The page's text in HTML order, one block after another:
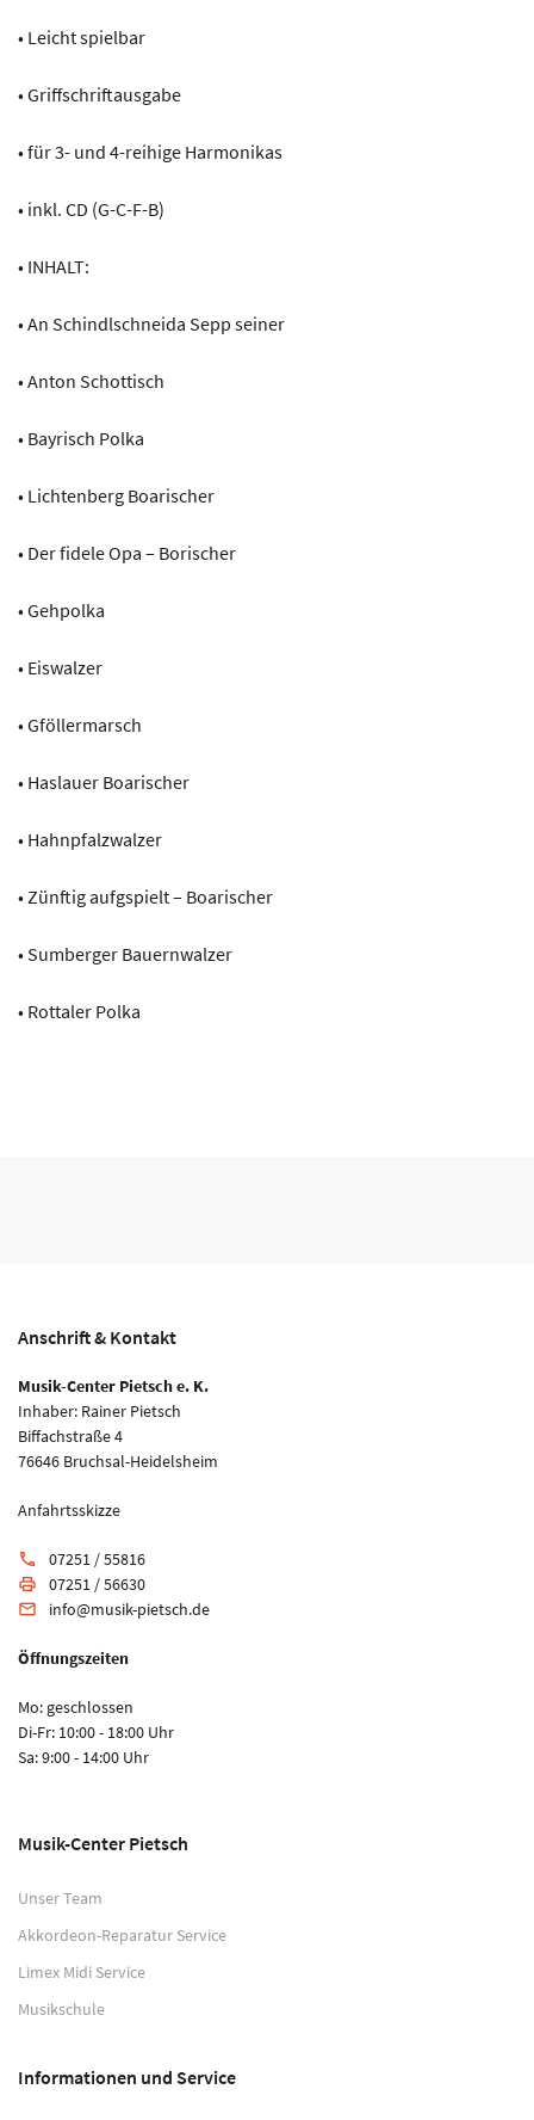
• Leicht spielbar
• Griffschriftausgabe
• für 3- und 4-reihige Harmonikas
• inkl. CD (G-C-F-B)
• INHALT:
• An Schindlschneida Sepp seiner
• Anton Schottisch
• Bayrisch Polka
• Lichtenberg Boarischer
• Der fidele Opa – Borischer
• Gehpolka
• Eiswalzer
• Gföllermarsch
• Haslauer Boarischer
• Hahnpfalzwalzer
• Zünftig aufgspielt – Boarischer
• Sumberger Bauernwalzer
• Rottaler Polka
Anschrift & Kontakt
Musik-Center Pietsch e. K.
Inhaber: Rainer Pietsch
Biffachstraße 4
76646 Bruchsal-Heidelsheim
Anfahrtsskizze
phone 07251 / 55816
print 07251 / 56630
email info@musik-pietsch.de
Öffnungszeiten
Mo: geschlossen
Di-Fr: 10:00 - 18:00 Uhr
Sa: 9:00 - 14:00 Uhr
Musik-Center Pietsch
Unser Team
Akkordeon-Reparatur Service
Limex Midi Service
Musikschule
Informationen und Service